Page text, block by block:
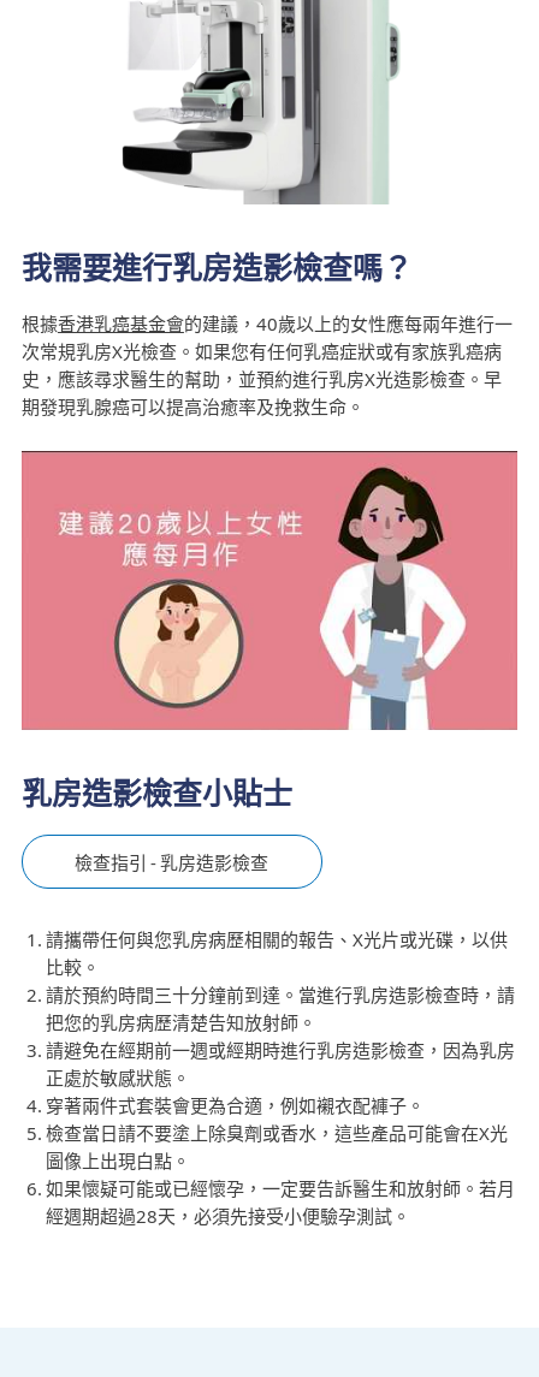
我需要進行乳房造影檢查嗎？
根據香港乳癌基金會的建議，40歲以上的女性應每兩年進行一
次常規乳房X光檢查。如果您有任何乳癌症狀或有家族乳癌病
史，應該尋求醫生的幫助，並預約進行乳房X光造影檢查。早
期發現乳腺癌可以提高治癒率及挽救生命。
乳房造影檢查小貼士
檢查指引 - 乳房造影檢查
請攜帶任何與您乳房病歷相關的報告、X光片或光碟，以供
比較。
請於預約時間三十分鐘前到達。當進行乳房造影檢查時，請
把您的乳房病歷清楚告知放射師。
請避免在經期前一週或經期時進行乳房造影檢查，因為乳房
正處於敏感狀態。
穿著兩件式套裝會更為合適，例如襯衣配褲子。
檢查當日請不要塗上除臭劑或香水，這些產品可能會在X光
圖像上出現白點。
如果懷疑可能或已經懷孕，一定要告訴醫生和放射師。若月
經週期超過28天，必須先接受小便驗孕測試。